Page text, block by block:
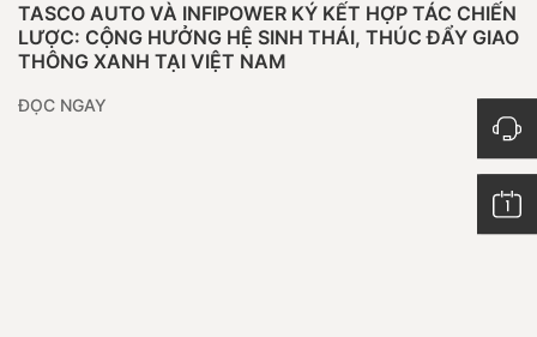
TASCO AUTO VÀ INFIPOWER KÝ KẾT HỢP TÁC CHIẾN
LƯỢC: CỘNG HƯỞNG HỆ SINH THÁI, THÚC ĐẨY GIAO
THÔNG XANH TẠI VIỆT NAM
ĐỌC NGAY